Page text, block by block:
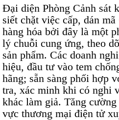
Đại diện Phòng Cảnh sát
siết chặt việc cấp, dán
hàng hóa bởi đây là một
lý chuỗi cung ứng, theo
sản phẩm. Các doanh
hiệu, đầu tư vào tem
hãng; sẵn sàng phối hợp
tra, xác minh khi có nghi
khác làm giả. Tăng
vực thương mại điện tử